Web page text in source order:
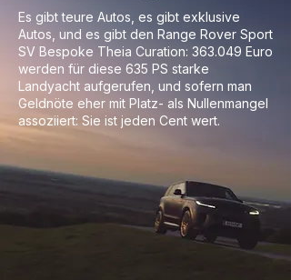
Es gibt teure Autos, es gibt exklusive
Autos, und es gibt den Range Rover Sport
SV Bespoke Theia Curation: 363.049 Euro
werden für diese 635 PS starke
Landyacht aufgerufen, und sofern man
Geldnöte eher mit Platz- als Nullenmangel
assoziiert: Sie ist jeden Cent wert.